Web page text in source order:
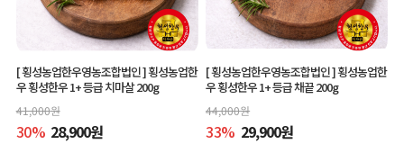
[ 횡성농업한우영농조합법인 ]횡성농업한
우 횡성한우 1+ 등급 치마살 200g
41,000원
30% 28,900원
[ 횡성농업한우영농조합법인 ]횡성농업한
우 횡성한우 1+ 등급 채끝 200g
44,000원
33% 29,900원